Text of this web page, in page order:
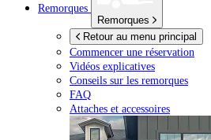
Remorques
Remorques
Retour au menu principal
Commencer une réservation
Vidéos explicatives
Conseils sur les remorques
FAQ
Attaches et accessoires